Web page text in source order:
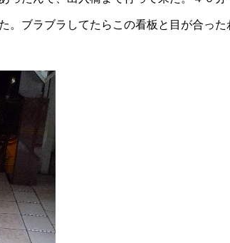
。ブラブラしてたらこの看板と目が合った